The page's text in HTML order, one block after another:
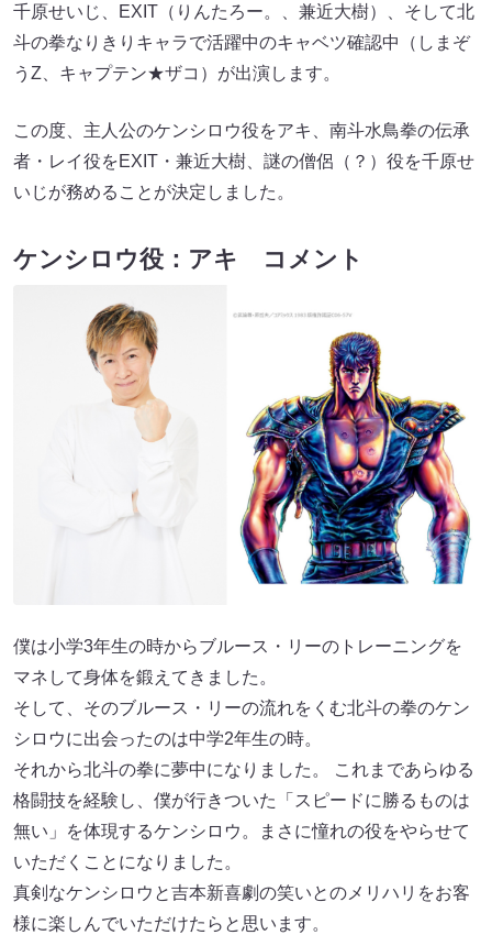
千原せいじ、EXIT（りんたろー。、兼近大樹）、そして北
斗の拳なりきりキャラで活躍中のキャベツ確認中（しまぞ
うZ、キャプテン★ザコ）が出演します。
この度、主人公のケンシロウ役をアキ、南斗水鳥拳の伝承
者・レイ役をEXIT・兼近大樹、謎の僧侶（？）役を千原せ
いじが務めることが決定しました。
ケンシロウ役：アキ コメント
僕は小学3年生の時からブルース・リーのトレーニングを
マネして身体を鍛えてきました。
そして、そのブルース・リーの流れをくむ北斗の拳のケン
シロウに出会ったのは中学2年生の時。
それから北斗の拳に夢中になりました。 これまであらゆる
格闘技を経験し、僕が行きついた「スピードに勝るものは
無い」を体現するケンシロウ。まさに憧れの役をやらせて
いただくことになりました。
真剣なケンシロウと吉本新喜劇の笑いとのメリハリをお客
様に楽しんでいただけたらと思います。